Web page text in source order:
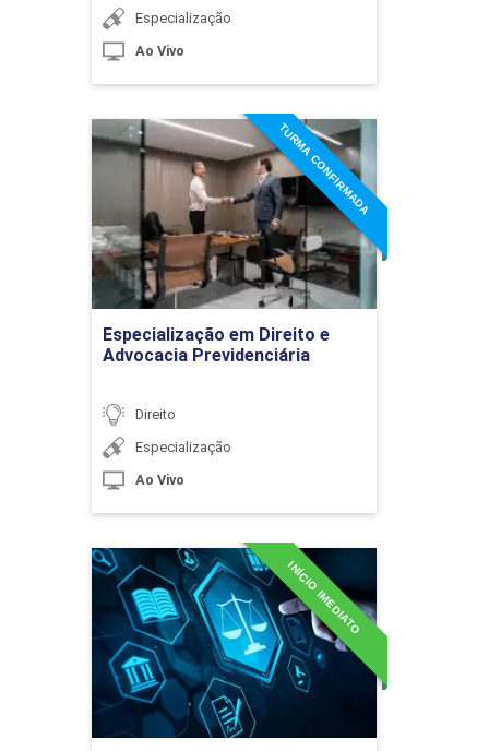
Especialização
Ao Vivo
Especialização em Direito e
Advocacia Previdenciária
TURMA CONFIRMADA
Direito
Especialização
Ao Vivo
Especialização em Direito e
Advocacia Previdenciária
Detalhes do curso
Ir para Inscrição
INÍCIO IMEDIATO
Especialização em Direito e
Ética na Computação
Detalhes do curso
Ir para Inscrição